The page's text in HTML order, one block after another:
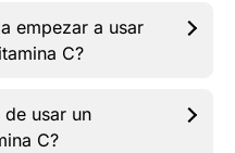
empezar a usar
C?
usar un
C?